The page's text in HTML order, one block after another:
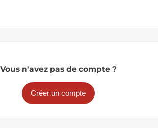
Vous n'avez pas de compte ?
Créer un compte